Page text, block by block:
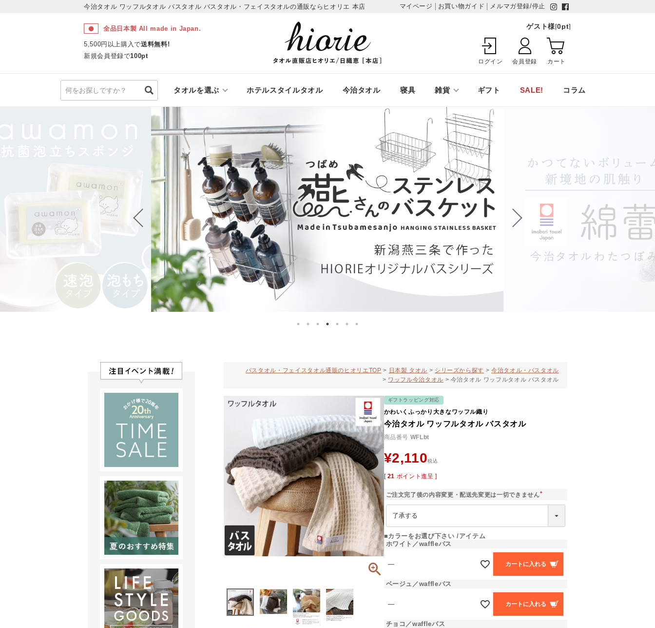
今治タオル ワッフルタオル バスタオル バスタオル・フェイスタオルの通販ならヒオリエ 本店 マイページ お買い物ガイド メルマガ登録/停止
全品日本製 All made in Japan.
5,500円以上購入で送料無料!
新規会員登録で100pt
ゲスト様[0pt]
ログイン 会員登録 カート
タオルを選ぶ ホテルスタイルタオル 今治タオル 寝具 雑貨 ギフト SALE! コラム
バスタオル・フェイスタオル通販のヒオリエTOP 日本製 タオル シリーズから探す
今治タオル・バスタオル
ワッフル今治タオル
今治タオル ワッフルタオル バスタオル
ギフトラッピング対応
かわいくふっかり大きなワッフル織り
今治タオル ワッフルタオル バスタオル
商品番号 WFLbt
¥2,110税込
[ 21 ポイント進呈 ]
ご注文完了後の内容変更・配送先変更は一切できません
必
■カラーをお選び下さい
アイテム
ホワイト／waffleバス
― カートに入れる
ベージュ／waffleバス
― カートに入れる
チョコ／waffleバス